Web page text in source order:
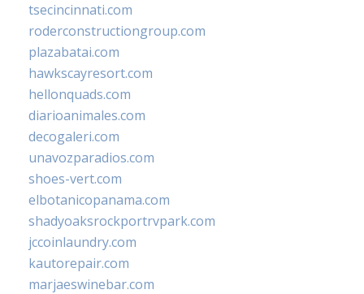
tsecincinnati.com
roderconstructiongroup.com
plazabatai.com
hawkscayresort.com
hellonquads.com
diarioanimales.com
decogaleri.com
unavozparadios.com
shoes-vert.com
elbotanicopanama.com
shadyoaksrockportrvpark.com
jccoinlaundry.com
kautorepair.com
marjaeswinebar.com